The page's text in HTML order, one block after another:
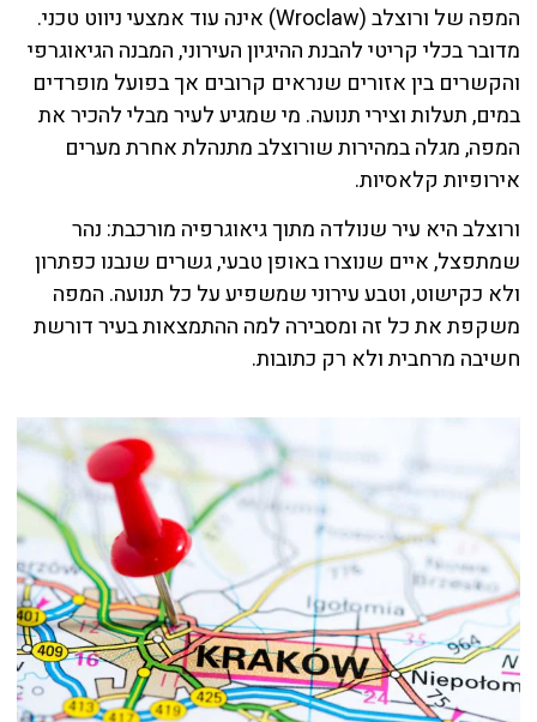
המפה של ורוצלב (Wroclaw) אינה עוד אמצעי ניווט טכני.
מדובר בכלי קריטי להבנת ההיגיון העירוני, המבנה הגיאוגרפי
והקשרים בין אזורים שנראים קרובים אך בפועל מופרדים
במים, תעלות וצירי תנועה. מי שמגיע לעיר מבלי להכיר את
המפה, מגלה במהירות שורוצלב מתנהלת אחרת מערים
אירופיות קלאסיות.
ורוצלב היא עיר שנולדה מתוך גיאוגרפיה מורכבת: נהר
שמתפצל, איים שנוצרו באופן טבעי, גשרים שנבנו כפתרון
ולא כקישוט, וטבע עירוני שמשפיע על כל תנועה. המפה
משקפת את כל זה ומסבירה למה ההתמצאות בעיר דורשת
חשיבה מרחבית ולא רק כתובות.